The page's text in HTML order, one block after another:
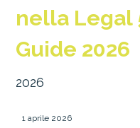
nella Legal
Guide 2026
2026
1 aprile 2026